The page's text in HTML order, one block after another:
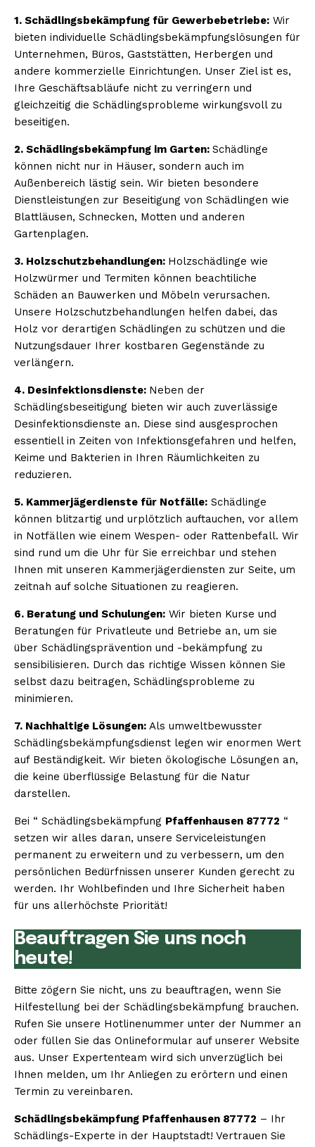
1. Schädlingsbekämpfung für Gewerbebetriebe: Wir
bieten individuelle Schädlingsbekämpfungslösungen für
Unternehmen, Büros, Gaststätten, Herbergen und
andere kommerzielle Einrichtungen. Unser Ziel ist es,
Ihre Geschäftsabläufe nicht zu verringern und
gleichzeitig die Schädlingsprobleme wirkungsvoll zu
beseitigen.
2. Schädlingsbekämpfung im Garten: Schädlinge
können nicht nur in Häuser, sondern auch im
Außenbereich lästig sein. Wir bieten besondere
Dienstleistungen zur Beseitigung von Schädlingen wie
Blattläusen, Schnecken, Motten und anderen
Gartenplagen.
3. Holzschutzbehandlungen: Holzschädlinge wie
Holzwürmer und Termiten können beachtiliche
Schäden an Bauwerken und Möbeln verursachen.
Unsere Holzschutzbehandlungen helfen dabei, das
Holz vor derartigen Schädlingen zu schützen und die
Nutzungsdauer Ihrer kostbaren Gegenstände zu
verlängern.
4. Desinfektionsdienste: Neben der
Schädlingsbeseitigung bieten wir auch zuverlässige
Desinfektionsdienste an. Diese sind ausgesprochen
essentiell in Zeiten von Infektionsgefahren und helfen,
Keime und Bakterien in Ihren Räumlichkeiten zu
reduzieren.
5. Kammerjägerdienste für Notfälle: Schädlinge
können blitzartig und urplötzlich auftauchen, vor allem
in Notfällen wie einem Wespen- oder Rattenbefall. Wir
sind rund um die Uhr für Sie erreichbar und stehen
Ihnen mit unseren Kammerjägerdiensten zur Seite, um
zeitnah auf solche Situationen zu reagieren.
6. Beratung und Schulungen: Wir bieten Kurse und
Beratungen für Privatleute und Betriebe an, um sie
über Schädlingsprävention und -bekämpfung zu
sensibilisieren. Durch das richtige Wissen können Sie
selbst dazu beitragen, Schädlingsprobleme zu
minimieren.
7. Nachhaltige Lösungen: Als umweltbewusster
Schädlingsbekämpfungsdienst legen wir enormen Wert
auf Beständigkeit. Wir bieten ökologische Lösungen an,
die keine überflüssige Belastung für die Natur
darstellen.
Bei “ Schädlingsbekämpfung Pfaffenhausen 87772 “
setzen wir alles daran, unsere Serviceleistungen
permanent zu erweitern und zu verbessern, um den
persönlichen Bedürfnissen unserer Kunden gerecht zu
werden. Ihr Wohlbefinden und Ihre Sicherheit haben
für uns allerhöchste Priorität!
Beauftragen Sie uns noch
heute!
Bitte zögern Sie nicht, uns zu beauftragen, wenn Sie
Hilfestellung bei der Schädlingsbekämpfung brauchen.
Rufen Sie unsere Hotlinenummer unter der Nummer an
oder füllen Sie das Onlineformular auf unserer Website
aus. Unser Expertenteam wird sich unverzüglich bei
Ihnen melden, um Ihr Anliegen zu erörtern und einen
Termin zu vereinbaren.
Schädlingsbekämpfung Pfaffenhausen 87772 – Ihr
Schädlings-Experte in der Hauptstadt! Vertrauen Sie